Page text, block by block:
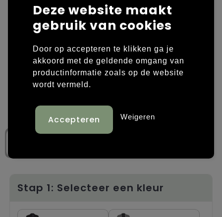
Laptop hoezen en tassen
Papieren tassen
Promotietassen
Reistassen
Rugzakken
Schoudertassen
Overige kleding
Sweaters bedrukken
T-shirts bedrukken
Vesten bedrukken
Schoenen bedrukken
Stap 1: Selecteer een kleur
Deze website maakt
gebruik van cookies
Door op accepteren te klikken ga je
akkoord met de geldende omgang van
productinformatie zoals op de website
wordt vermeld.
Weigeren